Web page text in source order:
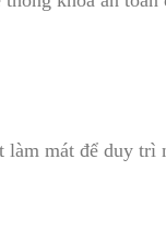
làm mát để duy